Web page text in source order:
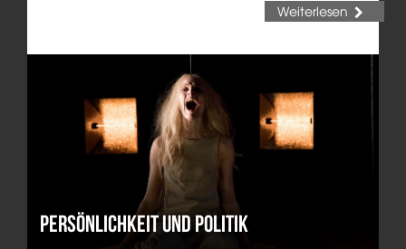
Weiterlesen
Persönlichkeit und Politik